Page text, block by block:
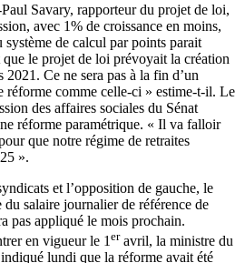
Savary, rapporteur du projet de loi,
avec 1% de croissance en moins,
système de calcul par points parait
le projet de loi prévoyait la création
2021. Ce ne sera pas à la fin d’un
réforme comme celle-ci » estime-t-il. Le
des affaires sociales du Sénat
réforme paramétrique. « Il va falloir
que notre régime de retraites
».
et l’opposition de gauche, le
salaire journalier de référence de
pas appliqué le mois prochain.
en vigueur le 1 eravril, la ministre du
lundi que la réforme avait été